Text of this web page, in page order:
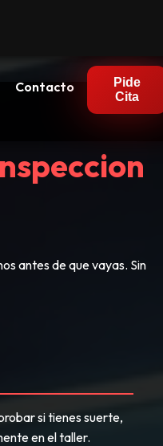
Contacto
Pide
Cita
antes de que vayas. Sin
si tienes suerte,
en el taller.